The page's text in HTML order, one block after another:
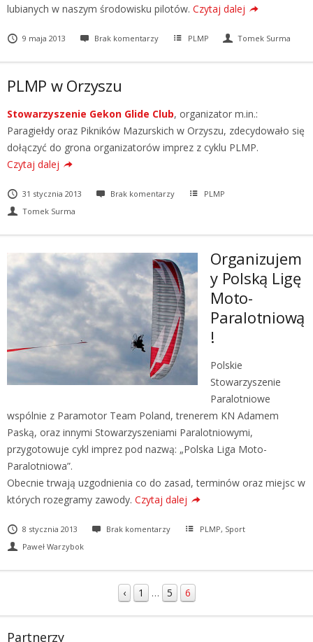
lubianych w naszym środowisku pilotów. Czytaj dalej
9 maja 2013 Brak komentarzy PLMP Tomek Surma
PLMP w Orzyszu
Stowarzyszenie Gekon Glide Club, organizator m.in.:
Paragiełdy oraz Pikników Mazurskich w Orzyszu, zdecydowało się
dołączyć do grona organizatorów imprez z cyklu PLMP.
Czytaj dalej
31 stycznia 2013 Brak komentarzy
PLMP
Tomek Surma
Organizujem
y Polską Ligę
Moto-
Paralotniową
!
Polskie
Stowarzyszenie
Paralotniowe
wspólnie z Paramotor Team Poland, trenerem KN Adamem
Paską, oraz innymi Stowarzyszeniami Paralotniowymi,
przygotowuje cykl imprez pod nazwą: „Polska Liga Moto-
Paralotniowa”.
Obecnie trwają uzgodnienia co do zasad, terminów oraz miejsc w
których rozegramy zawody. Czytaj dalej
8 stycznia 2013 Brak komentarzy PLMP, Sport
Paweł Warzybok
‹ 1 … 5 6
Partnerzy